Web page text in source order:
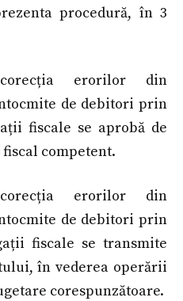
procedură, în 3
erorilor din
de debitori prin
fiscale se aprobă de
competent.
erorilor din
de debitori prin
fiscale se transmite
în vederea operării
corespunzătoare.